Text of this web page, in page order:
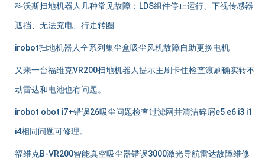
导
航
科沃斯扫地机器人几种常见故障：LDS组件停止运行、下视传感器
遮挡、无法充电、行走转圈
irobot扫地机器人全系列集尘盒吸尘风机故障自助更换电机
又来一台福维克VR200扫地机器人提示主刷卡住检查滚刷确实转不
动雷达和电池也有问题。
irobot obot i7+错误26吸尘问题检查过滤网并清洁碎屑e5 e6 i3 i1
i4相同问题可修理。
福维克B-VR200智能真空吸尘器错误3000激光导航雷达故障维修